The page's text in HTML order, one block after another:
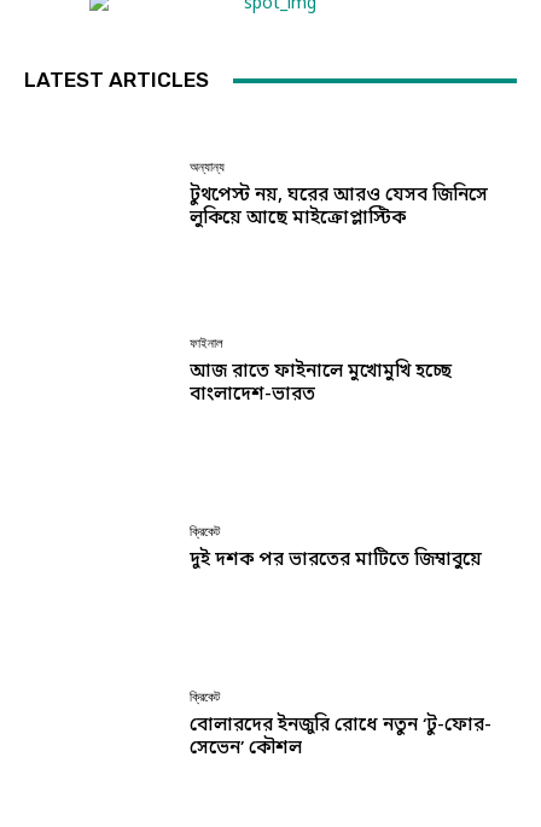
LATEST ARTICLES
অন্যান্য
টুথপেস্ট নয়, ঘরের আরও যেসব জিনিসে
লুকিয়ে আছে মাইক্রোপ্লাস্টিক
ফাইনাল
আজ রাতে ফাইনালে মুখোমুখি হচ্ছে
বাংলাদেশ-ভারত
ক্রিকেট
দুই দশক পর ভারতের মাটিতে জিম্বাবুয়ে
ক্রিকেট
বোলারদের ইনজুরি রোধে নতুন ‘টু-ফোর-
সেভেন’ কৌশল